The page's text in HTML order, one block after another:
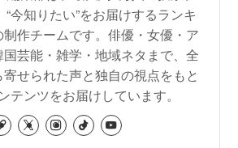
今知りたい”をお届けするランキ
作チームです。俳優・女優・ア
芸能・雑学・地域ネタまで、全
せられた声と独自の視点をもと
テンツをお届けしています。